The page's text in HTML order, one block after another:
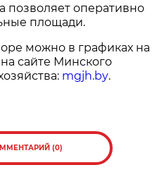
позволяет оперативно
площади.
можно в графиках на
сайте Минского
mgjh.by.
(0)